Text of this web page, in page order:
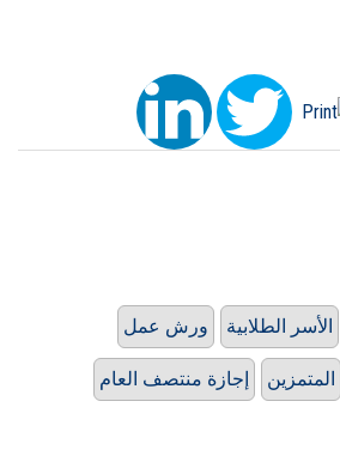
ورش عمل الأسر الطلابية
إجازة منتصف العام المتمزين